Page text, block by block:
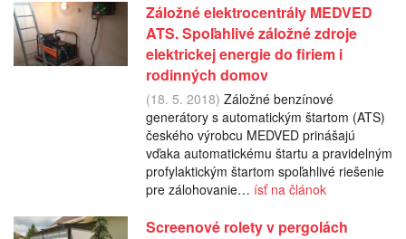
Záložné elektrocentrály MEDVED
ATS. Spoľahlivé záložné zdroje
elektrickej energie do firiem i
rodinných domov
(18. 5. 2018) Záložné benzínové
generátory s automatickým štartom (ATS)
českého výrobcu MEDVED prinášajú
vďaka automatickému štartu a pravidelným
profylaktickým štartom spoľahlivé riešenie
pre zálohovanie… ísť na článok
Screenové rolety v pergolách